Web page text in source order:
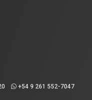
+54 9 261 552-7047